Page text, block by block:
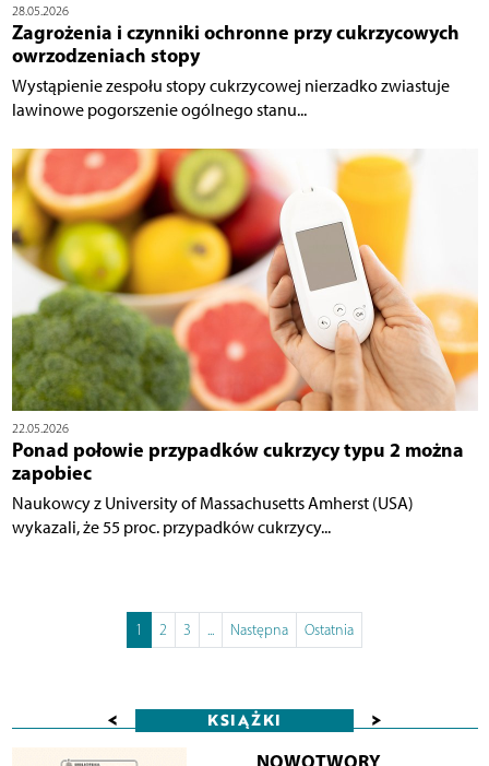
28.05.2026
Zagrożenia i czynniki ochronne przy cukrzycowych
owrzodzeniach stopy
Wystąpienie zespołu stopy cukrzycowej nierzadko zwiastuje
lawinowe pogorszenie ogólnego stanu...
22.05.2026
Ponad połowie przypadków cukrzycy typu 2 można
zapobiec
Naukowcy z University of Massachusetts Amherst (USA)
wykazali, że 55 proc. przypadków cukrzycy...
1 2 3 ... Następna Ostatnia
< KSIĄŻKI >
NOWOTWORY